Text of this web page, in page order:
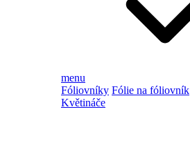
menu
Fóliovníky Fólie na fóliovník
Květináče